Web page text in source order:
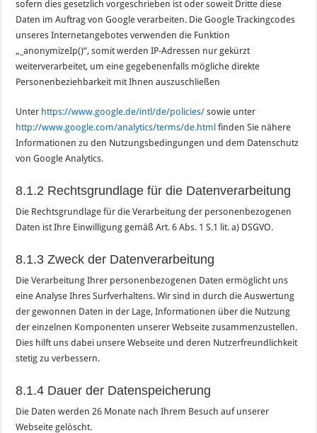
sofern dies gesetzlich vorgeschrieben ist oder soweit Dritte diese
Daten im Auftrag von Google verarbeiten. Die Google Trackingcodes
unseres Internetangebotes verwenden die Funktion
„_anonymizeIp()“, somit werden IP-Adressen nur gekürzt
weiterverarbeitet, um eine gegebenenfalls mögliche direkte
Personenbeziehbarkeit mit Ihnen auszuschließen
Unter https://www.google.de/intl/de/policies/ sowie unter
http://www.google.com/analytics/terms/de.html finden Sie nähere
Informationen zu den Nutzungsbedingungen und dem Datenschutz
von Google Analytics.
8.1.2 Rechtsgrundlage für die Datenverarbeitung
Die Rechtsgrundlage für die Verarbeitung der personenbezogenen
Daten ist Ihre Einwilligung gemäß Art. 6 Abs. 1 S.1 lit. a) DSGVO.
8.1.3 Zweck der Datenverarbeitung
Die Verarbeitung Ihrer personenbezogenen Daten ermöglicht uns
eine Analyse Ihres Surfverhaltens. Wir sind in durch die Auswertung
der gewonnen Daten in der Lage, Informationen über die Nutzung
der einzelnen Komponenten unserer Webseite zusammenzustellen.
Dies hilft uns dabei unsere Webseite und deren Nutzerfreundlichkeit
stetig zu verbessern.
8.1.4 Dauer der Datenspeicherung
Die Daten werden 26 Monate nach Ihrem Besuch auf unserer
Webseite gelöscht.